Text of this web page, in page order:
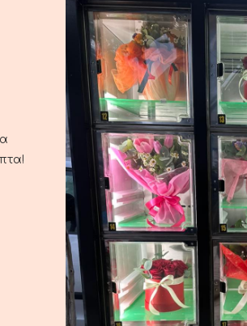
ΠΛΗΡΟΦΟΡΊΕΣ ΑΠΟΣΤΟΛΉ ΚΑΙ ΠΑΡΆΔΟΣΗ